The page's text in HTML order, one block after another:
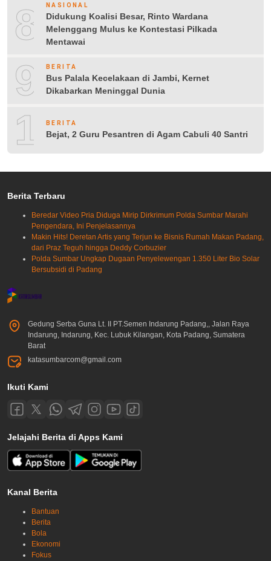
8 NASIONAL
Didukung Koalisi Besar, Rinto Wardana
Melenggang Mulus ke Kontestasi Pilkada
Mentawai
9 BERITA
Bus Palala Kecelakaan di Jambi, Kernet
Dikabarkan Meninggal Dunia
10BERITA
Bejat, 2 Guru Pesantren di Agam Cabuli 40 Santri
Berita Terbaru
Beredar Video Pria Diduga Mirip Dirkrimum Polda Sumbar Marahi
Pengendara, Ini Penjelasannya
Makin Hits! Deretan Artis yang Terjun ke Bisnis Rumah Makan Padang,
dari Praz Teguh hingga Deddy Corbuzier
Polda Sumbar Ungkap Dugaan Penyelewengan 1.350 Liter Bio Solar
Bersubsidi di Padang
Gedung Serba Guna Lt. II PT.Semen Indarung Padang,, Jalan Raya
Indarung, Indarung, Kec. Lubuk Kilangan, Kota Padang, Sumatera
Barat
katasumbarcom@gmail.com
Ikuti Kami
Jelajahi Berita di Apps Kami
Kanal Berita
Bantuan
Berita
Bola
Ekonomi
Fokus